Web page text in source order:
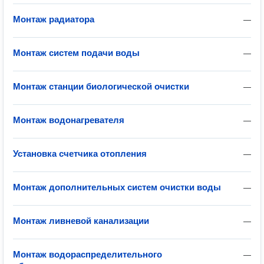
—
Монтаж радиатора
—
Монтаж систем подачи воды
—
Монтаж станции биологической очистки
—
Монтаж водонагревателя
—
Установка счетчика отопления
—
Монтаж дополнительных систем очистки воды
—
Монтаж ливневой канализации
—
Монтаж водораспределительного